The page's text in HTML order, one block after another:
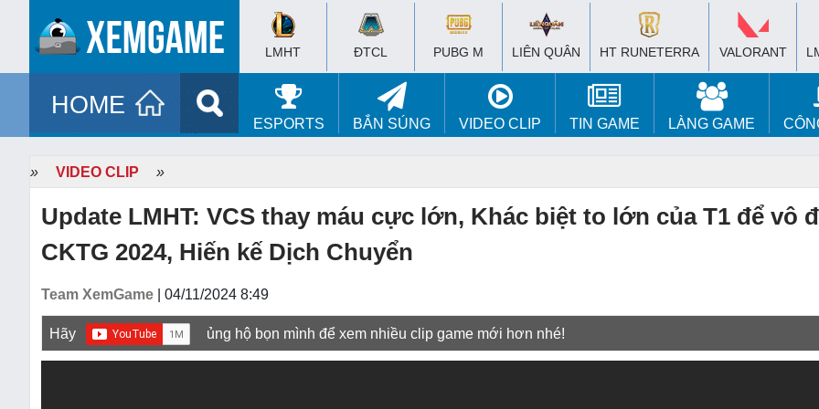
LMHT ĐTCL PUBG M LIÊN QUÂN HT RUNETERRA VALORANT
HOME
ESPORTS BẮN SÚNG VIDEO CLIP TIN GAME LÀNG GAME
» VIDEO CLIP »
Update LMHT: VCS thay máu cực lớn, Khác biệt to lớn của T1 để vô
CKTG 2024, Hiến kế Dịch Chuyển
Team XemGame | 04/11/2024 8:49
Hãy ủng hộ bọn mình để xem nhiều clip game mới hơn nhé!